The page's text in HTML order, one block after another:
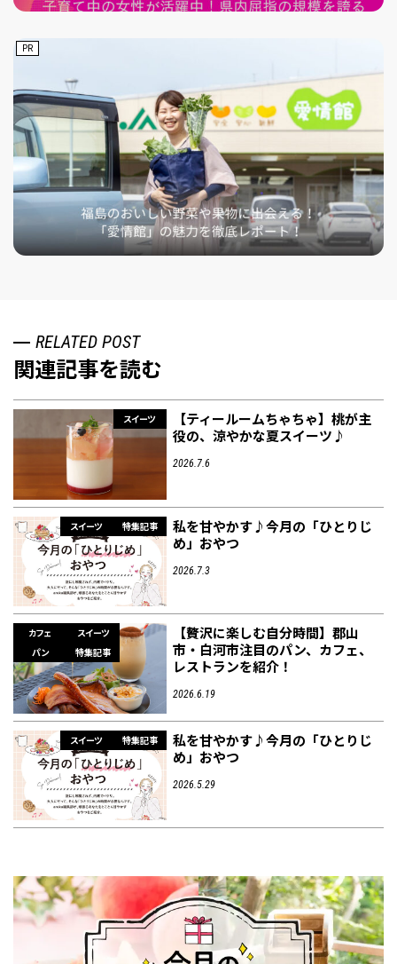
PR
RELATED POST
関連記事を読む
スイーツ
【ティールームちゃちゃ】桃が主
役の、涼やかな夏スイーツ♪
2026.7.6
スイーツ 特集記事
私を甘やかす♪今月の「ひとりじ
め」おやつ
2026.7.3
カフェ
スイーツ
パン
特集記事
【贅沢に楽しむ自分時間】郡山
市・白河市注目のパン、カフェ、
レストランを紹介！
2026.6.19
スイーツ 特集記事
私を甘やかす♪今月の「ひとりじ
め」おやつ
2026.5.29